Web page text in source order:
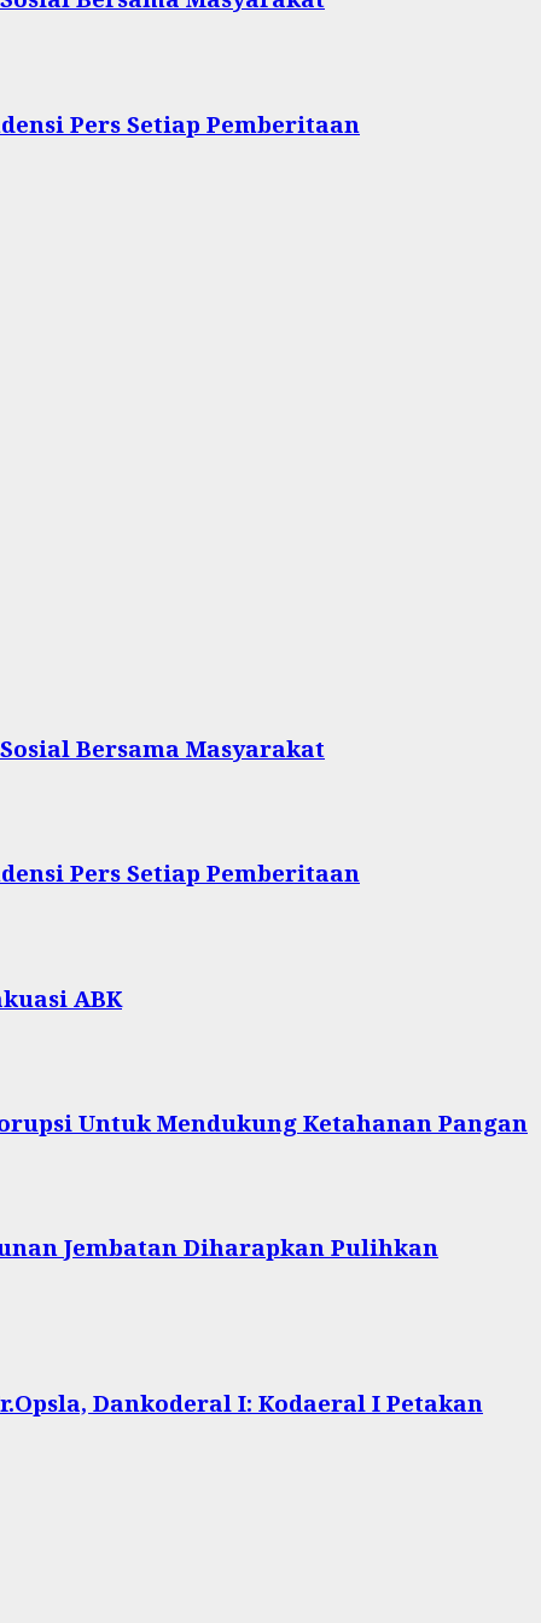
Pers Setiap Pemberitaan
Bersama Masyarakat
Pers Setiap Pemberitaan
ABK
Untuk Mendukung Ketahanan Pangan
Jembatan Diharapkan Pulihkan
Dankoderal I: Kodaeral I Petakan